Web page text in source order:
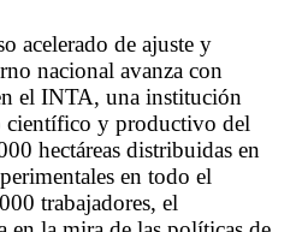
acelerado de ajuste y
nacional avanza con
el INTA, una institución
científico y productivo del
hectáreas distribuidas en
en todo el
trabajadores, el